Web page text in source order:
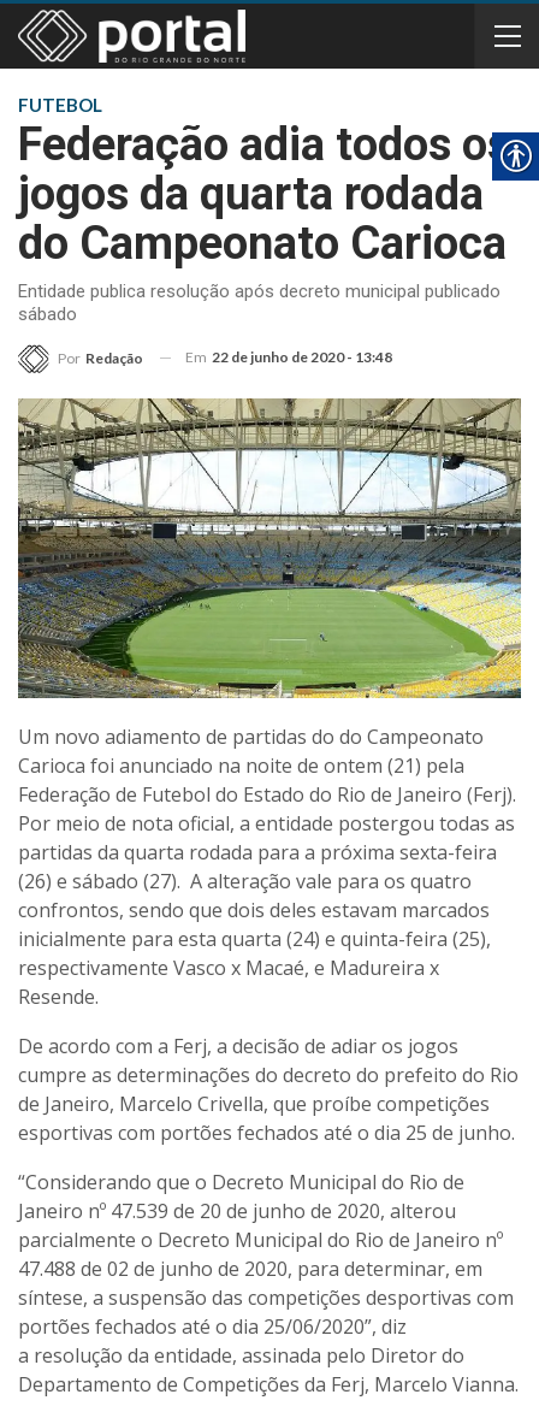
FUTEBOL
Federação adia todos os
jogos da quarta rodada
do Campeonato Carioca
Entidade publica resolução após decreto municipal publicado
sábado
Por Redação Em 22 de junho de 2020 - 13:48
Um novo adiamento de partidas do do Campeonato
Carioca foi anunciado na noite de ontem (21) pela
Federação de Futebol do Estado do Rio de Janeiro (Ferj).
Por meio de nota oficial, a entidade postergou todas as
partidas da quarta rodada para a próxima sexta-feira
(26) e sábado (27). A alteração vale para os quatro
confrontos, sendo que dois deles estavam marcados
inicialmente para esta quarta (24) e quinta-feira (25),
respectivamente Vasco x Macaé, e Madureira x
Resende.
De acordo com a Ferj, a decisão de adiar os jogos
cumpre as determinações do decreto do prefeito do Rio
de Janeiro, Marcelo Crivella, que proíbe competições
esportivas com portões fechados até o dia 25 de junho.
“Considerando que o Decreto Municipal do Rio de
Janeiro nº 47.539 de 20 de junho de 2020, alterou
parcialmente o Decreto Municipal do Rio de Janeiro nº
47.488 de 02 de junho de 2020, para determinar, em
síntese, a suspensão das competições desportivas com
portões fechados até o dia 25/06/2020”, diz
a resolução da entidade, assinada pelo Diretor do
Departamento de Competições da Ferj, Marcelo Vianna.